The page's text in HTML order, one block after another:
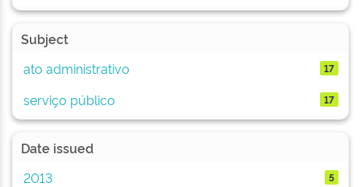
Subject
ato administrativo
17
serviço público 17
Date issued
2013
5